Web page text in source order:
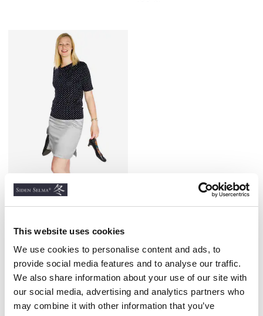
This website uses cookies
We use cookies to personalise content and ads, to
provide social media features and to analyse our traffic.
We also share information about your use of our site with
our social media, advertising and analytics partners who
may combine it with other information that you’ve
400 kr
Liknande produkter